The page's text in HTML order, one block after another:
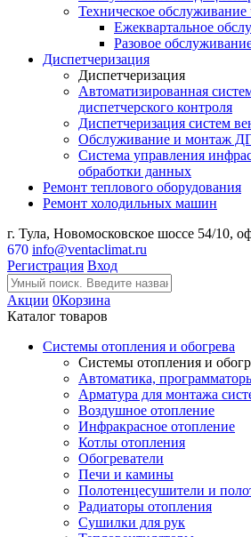
Техническое обслуживание
Ежеквартальное
Разовое
Диспетчеризация
Диспетчеризация
Автоматизированная
диспетчерского контроля
Диспетчеризация систем
Обслуживание и монтаж
Система управления
обработки данных
Ремонт теплового оборудования
Ремонт холодильных машин
г. Тула, Новомосковское шоссе 54/10,
670 info@ventaclimat.ru
Регистрация Вход
Акции 0Корзина
Каталог товаров
Системы отопления и обогрева
Системы отопления и
Автоматика,
Арматура для монтажа
Воздушное отопление
Инфракрасное отопление
Котлы отопления
Обогреватели
Печи и камины
Полотенцесушители и
Радиаторы отопления
Сушилки для рук